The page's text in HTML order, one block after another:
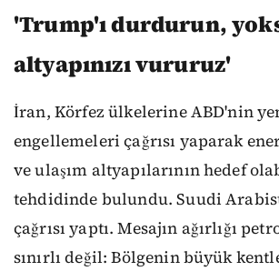
'Trump'ı durdurun,
altyapınızı vururuz'
İran, Körfez ülkelerine ABD'nin
engellemeleri çağrısı yaparak
ve ulaşım altyapılarının hedef
tehdidinde bulundu. Suudi
çağrısı yaptı. Mesajın ağırlığı
sınırlı değil: Bölgenin büyük